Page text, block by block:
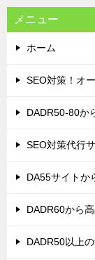
メニュー
ホーム
SEO対策！オ
DADR50-80か
SEO対策代行
DA55サイトか
DADR60から
DADR50以上